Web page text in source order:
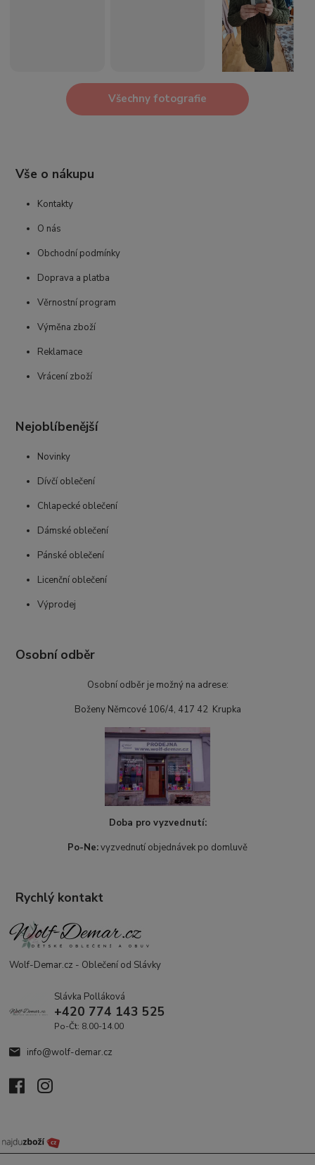
Všechny fotografie
Vše o nákupu
Kontakty
O nás
Obchodní podmínky
Doprava a platba
Věrnostní program
Výměna zboží
Reklamace
Vrácení zboží
Nejoblíbenější
Novinky
Dívčí oblečení
Chlapecké oblečení
Dámské oblečení
Pánské oblečení
Licenční oblečení
Výprodej
Osobní odběr
Osobní odběr je možný na adrese:
Boženy Němcové 106/4, 417 42 Krupka
Doba pro vyzvednutí:
Po-Ne:vyzvednutí objednávek po domluvě
Rychlý kontakt
Wolf-Demar.cz - Oblečení od Slávky
Slávka Polláková
+420 774 143 525
Po-Čt: 8.00-14.00
info@wolf-demar.cz